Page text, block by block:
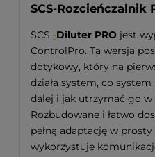
SCS-Rozcieńczalnik
SCS -Diluter PRO jest
ControlPro. Ta wersja
dotykowy, który na
działa system, co
dalej i jak utrzymać go
Rozbudowane i łatwo
pełną adaptację w
wykorzystuje